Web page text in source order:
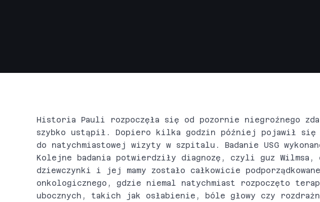
Historia Pauli rozpoczęła się od pozornie niegroźnego
szybko ustąpił. Dopiero kilka godzin później pojawił się
do natychmiastowej wizyty w szpitalu. Badanie USG
Kolejne badania potwierdziły diagnozę, czyli guz
dziewczynki i jej mamy zostało całkowicie
onkologicznego, gdzie niemal natychmiast rozpoczęto
ubocznych, takich jak osłabienie, bóle głowy czy